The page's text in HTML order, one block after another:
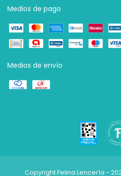
Medios de pago
Medios de envío
Copyright Felina Lencería -